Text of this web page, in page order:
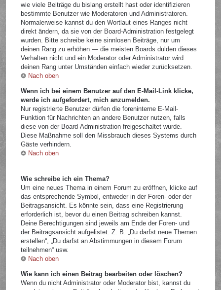
wie viele Beiträge du bislang erstellt hast oder identifizieren
bestimmte Benutzer wie Moderatoren und Administratoren.
Normalerweise kannst du den Wortlaut eines Ranges nicht
direkt ändern, da sie von der Board-Administration festgelegt
wurden. Bitte schreibe keine sinnlosen Beiträge, nur um
deinen Rang zu erhöhen — die meisten Boards dulden dieses
Verhalten nicht und ein Moderator oder Administrator wird
deinen Rang unter Umständen einfach wieder zurücksetzen.
Nach oben
Wenn ich bei einem Benutzer auf den E-Mail-Link klicke,
werde ich aufgefordert, mich anzumelden.
Nur registrierte Benutzer dürfen die foreninterne E-Mail-
Funktion für Nachrichten an andere Benutzer nutzen, falls
diese von der Board-Administration freigeschaltet wurde.
Diese Maßnahme soll den Missbrauch dieses Systems durch
Gäste verhindern.
Nach oben
Wie schreibe ich ein Thema?
Um eine neues Thema in einem Forum zu eröffnen, klicke auf
das entsprechende Symbol, entweder in der Foren- oder der
Beitragsansicht. Es könnte sein, dass eine Registrierung
erforderlich ist, bevor du einen Beitrag schreiben kannst.
Deine Berechtigungen sind jeweils am Ende der Foren- und
der Beitragsansicht aufgelistet. Z. B. „Du darfst neue Themen
erstellen“, „Du darfst an Abstimmungen in diesem Forum
teilnehmen“ usw.
Nach oben
Wie kann ich einen Beitrag bearbeiten oder löschen?
Wenn du nicht Administrator oder Moderator bist, kannst du